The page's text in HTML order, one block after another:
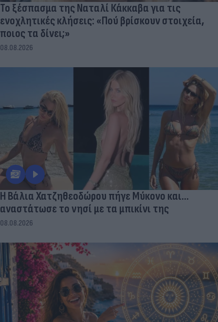
Το ξέσπασμα της Ναταλί Κάκκαβα για τις
ενοχλητικές κλήσεις: «Πού βρίσκουν στοιχεία,
ποιος τα δίνει;»
08.08.2026
Η Βάλια Χατζηθεοδώρου πήγε Μύκονο και...
αναστάτωσε το νησί με τα μπικίνι της
08.08.2026